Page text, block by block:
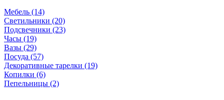
Мебель (14)
Светильники (20)
Подсвечники (23)
Часы (19)
Вазы (29)
Посуда (57)
Декоративные тарелки (19)
Копилки (6)
Пепельницы (2)